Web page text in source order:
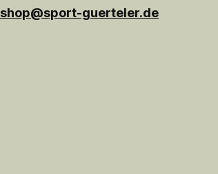
shop@sport-guerteler.de